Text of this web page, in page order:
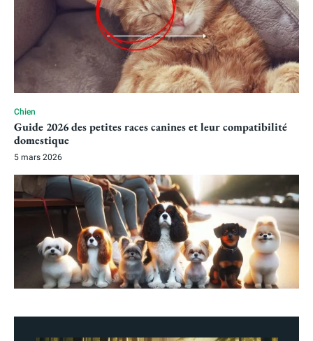
Chien
Guide 2026 des petites races canines et leur compatibilité
domestique
5 mars 2026